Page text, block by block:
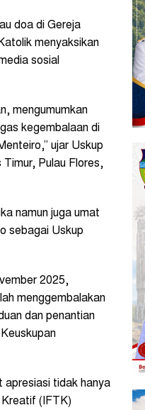
doa di Gereja
menyaksikan
sosial
mengumumkan
kegembalaan di
ujar Uskup
Pulau Flores,
namun juga umat
sebagai Uskup
2025,
menggembalakan
dan penantian
apresiasi tidak hanya
(IFTK)